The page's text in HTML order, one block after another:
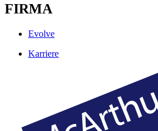
FIRMA
Evolve
Karriere